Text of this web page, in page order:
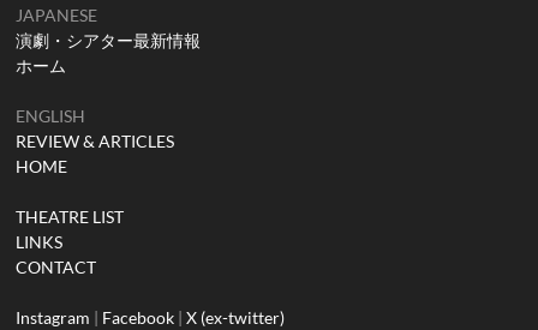
JAPANESE
演劇・シアター最新情報
ホーム
ENGLISH
REVIEW & ARTICLES
HOME
THEATRE LIST
LINKS
CONTACT
Instagram | Facebook |X (ex-twitter)